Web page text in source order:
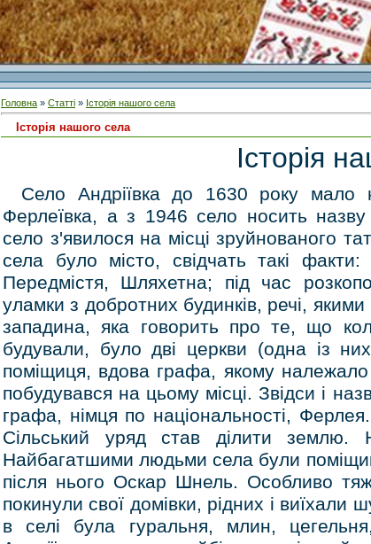
Головна » Статті » Історія нашого села
Історія нашого села
Історія
Село Андріївка до 1630 року
Ферлеївка, а з 1946 село носить назву
село з'явилося на місці зруйнованого
села було місто, свідчать такі
Передмістя, Шляхетна; під час
уламки з добротних будинків, речі,
западина, яка говорить про те, що
будували, було дві церкви (одна із
поміщиця, вдова графа, якому
побудувався на цьому місці. Звідси і
графа, німця по національності,
Сільський уряд став ділити землю.
Найбагатшими людьми села були
після нього Оскар Шнель. Особливо
покинули свої домівки, рідних і
в селі була гуральня, млин,